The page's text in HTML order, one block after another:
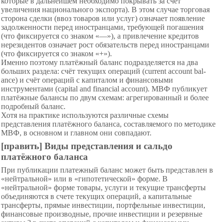
увеличения национального экспорта). В этом случае торговая
сторона сделки (ввоз товаров или услуг) означает появление
задолженности перед иностранцами, требующей погашения
(что фиксируется со знаком «—»), а привлечение кредитов
нерезидентов означает рост обязательств перед иностранцами
(что фиксируется со знаком «+»).
Именно поэтому платёжный баланс подразделяется на два
больших раздела: счёт текущих операций (current account bal­
ance) и счёт операций с капиталом и финансовыми
инструментами (capital and financial account). МВФ публикует
платёжные балансы по двум схемам: агрегированный и более
подробный баланс.
Хотя на практике используются различные схемы
представления платёжного баланса, составляемого по методике
МВФ, в основном и главном они совпадают.
[править] Виды представления и сальдо
платёжного баланса
При публикации платежный баланс может быть представлен в
«нейтральной» или в «гипотетической» форме. В
«нейтральной» форме товары, услуги и текущие трансферты
объединяются в счете текущих операций, а капитальные
трансферты, прямые инвестиции, портфельные инвестиции,
финансовые производные, прочие инвестиции и резервные